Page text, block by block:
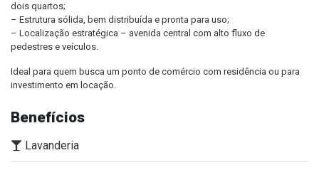
dois quartos;
– Estrutura sólida, bem distribuída e pronta para uso;
– Localização estratégica – avenida central com alto fluxo de
pedestres e veículos.
Ideal para quem busca um ponto de comércio com residência ou para
investimento em locação.
Benefícios
Lavanderia